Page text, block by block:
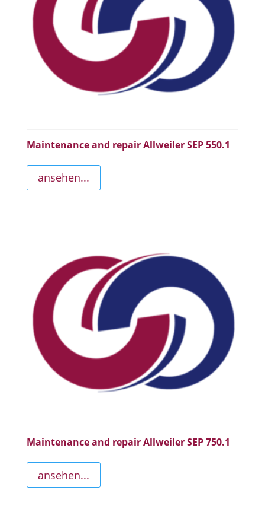
Maintenance and repair Allweiler SEP 550.1
ansehen...
Maintenance and repair Allweiler SEP 750.1
ansehen...